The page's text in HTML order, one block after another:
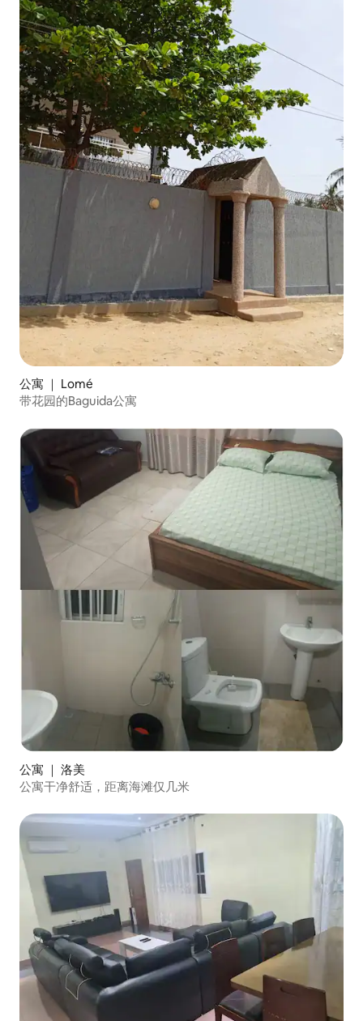
公寓 ｜ Lomé
带花园的Baguida公寓
公寓 ｜ 洛美
公寓干净舒适，距离海滩仅几米